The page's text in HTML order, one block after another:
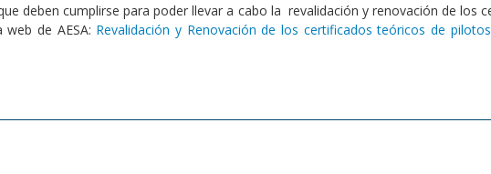
deben cumplirse para poder llevar a cabo la revalidación y renovación de los
de AESA: Revalidación y Renovación de los certificados teóricos de